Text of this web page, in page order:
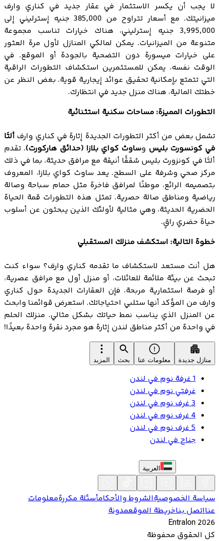
لا يجب أن يكسر الاستثمار في عقار جديد في كناري وارف
ميزانيتك. مع أسعار تتراوح من 385,000 جنيه إسترليني إلى
3,995,000 جنيه إسترليني، هناك خيارات تناسب مجموعة
متنوعة من الميزانيات. يمكن لمالكي المنازل لأول مرة العثور
على خيارات ميسورة دون التضحية بالجودة أو الموقع. في
الوقت نفسه، يمكن للمستثمرين استكشاف التطورات الراقية
التي تتمتع بإمكانية تحقيق عوائد إيجارية قوية. بغض النظر عن
خطتك المالية، هناك منزل جديد في انتظارك.
التطورات المميزة: مساحات سكنية استثنائية
تشمل بعض من أكثر التطورات الجديدة إثارة في كناري وارف ألتَا
في كونسورت بليس وساوث كواي بلازا (حدائق هاركورت). تقدم
ألتَا في كونزورت بليس شققًا أنيقة مع مرافق حديثة، بما في ذلك
مركز صحي وشرفة على السطح. يعد ساوث كواي بلازا، المعروف
بتصميمه الرائع، موطنًا لمرافق فاخرة مثل حمام سباحة وصالة
رياضية ومناطق صالة حصرية. تمثل هذه التطورات قمة الحياة
الحضرية الحديثة، وهي مثالية لأولئك الذين يبحثون عن أسلوب
حياة حضري راقٍ.
خطوة التالية: استكشف منزلك المستقبلي
هل أنت مستعد لاستكشاف ما تقدمه كناري وارف؟ سواء كنت
تبحث عن بيئة ملائمة للعائلات، أو منزل أول مع مرافق عصرية،
أو فرصة استثمارية مربحة، فإن العقارات الجديدة حول كناري
وارف من المؤكد أنها ستلبي احتياجاتك. استعرض قوائمنا وابحث
عن المنزل الذي يناسب نمط حياتك بشكل مثالي. منزلك الحلم
في واحدة من أكثر مناطق لندن إثارة هو مجرد نقرة واحدة بعيدًا!
منازل جديدة معلومات عنا بحث المزيد
1 غرفة نوم في لندن
غرفتي نوم في لندن
3 غرف نوم في لندن
4 غرف نوم في لندن
5 غرف نوم في لندن
جناح في لندن
العربية
سياسة الخصوصيةالشروط والأحكامأسئلة مكررةمعلومات
عنااتصل بناخريطة الموقعمدونة
2026
كل الحقوق محفوظة